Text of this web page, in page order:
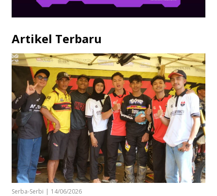
Artikel Terbaru
Serba-Serbi | 14/06/2026